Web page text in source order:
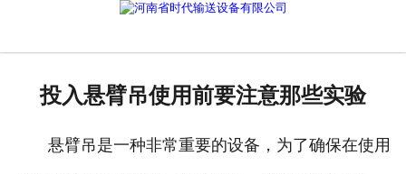
投入悬臂吊使用前要注意那些实验
悬臂吊是一种非常重要的设备，为了确保在使用